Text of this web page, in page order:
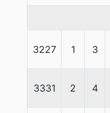
3227 1 3
3331 2 4